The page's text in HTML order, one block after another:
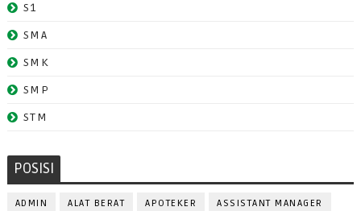
S1
SMA
SMK
SMP
STM
POSISI
ADMIN ALAT BERAT APOTEKER ASSISTANT MANAGER